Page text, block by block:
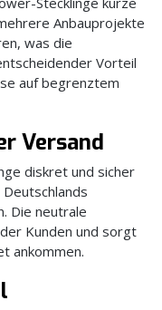
Anbauprojekte
was die
Vorteil
auf begrenztem
Versand
diskret und sicher
Die neutrale
Kunden und sorgt
ankommen.